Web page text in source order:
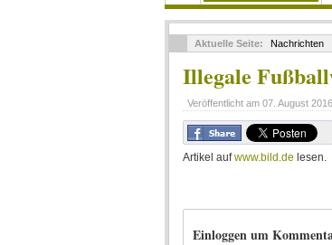
Aktuelle Seite: Nachrichten
Illegale
Veröffentlicht am 07. August 2016
Artikel aufwww.bild.de lesen.
Einloggen um